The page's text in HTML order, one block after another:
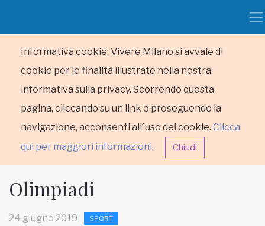
Informativa cookie: Vivere Milano si avvale di
cookie per le finalità illustrate nella nostra
informativa sulla privacy. Scorrendo questa
pagina, cliccando su un link o proseguendo la
navigazione, acconsenti all´uso dei cookie. Clicca
qui per maggiori informazioni. Chiudi
Olimpiadi
24 giugno 2019 SPORT